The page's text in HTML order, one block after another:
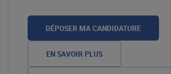
DÉPOSER MA CANDIDATURE
EN SAVOIR PLUS